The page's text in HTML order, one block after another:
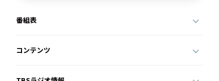
番組表
コンテンツ